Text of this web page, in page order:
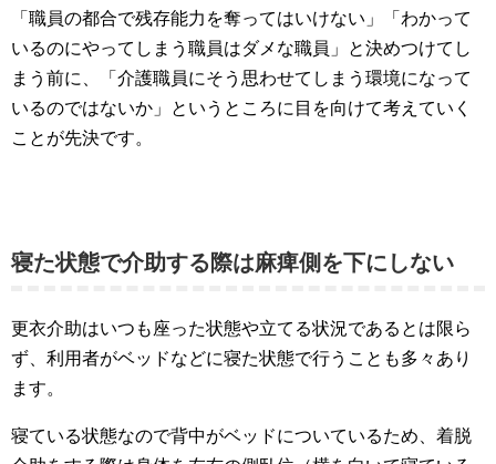
「職員の都合で残存能力を奪ってはいけない」「わかって
いるのにやってしまう職員はダメな職員」と決めつけてし
まう前に、「介護職員にそう思わせてしまう環境になって
いるのではないか」というところに目を向けて考えていく
ことが先決です。
寝た状態で介助する際は麻痺側を下にしない
更衣介助はいつも座った状態や立てる状況であるとは限ら
ず、利用者がベッドなどに寝た状態で行うことも多々あり
ます。
寝ている状態なので背中がベッドについているため、着脱